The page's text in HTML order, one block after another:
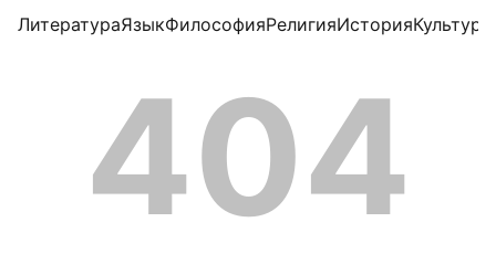
ЛитератураЯзыкФилософияРелигияИсторияКультура
404